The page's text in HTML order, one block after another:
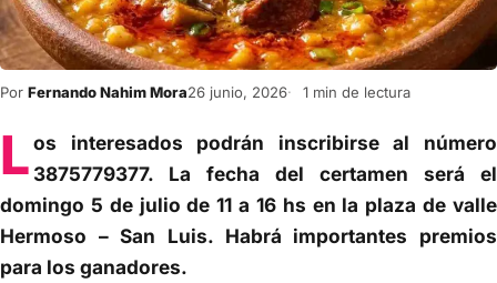
Por Fernando Nahim Mora26 junio, 2026 1 min de lectura
Los interesados podrán inscribirse al número
3875779377. La fecha del certamen será el
domingo 5 de julio de 11 a 16 hs en la plaza de valle
Hermoso – San Luis. Habrá importantes premios
para los ganadores.